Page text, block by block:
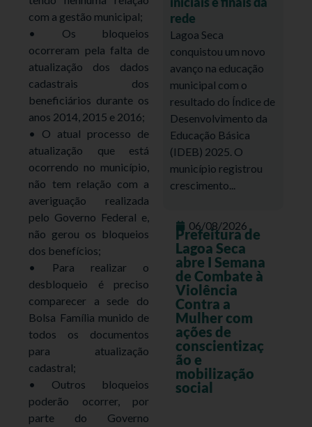
com a gestão municipal;
• Os bloqueios
ocorreram pela falta de
atualização dos dados
cadastrais dos
beneficiários durante os
anos 2014, 2015 e 2016;
• O atual processo de
atualização que está
ocorrendo no município,
não tem relação com a
averiguação realizada
pelo Governo Federal e,
não gerou os bloqueios
dos benefícios;
• Para realizar o
desbloqueio é preciso
comparecer a sede do
Bolsa Família munido de
todos os documentos
para atualização
cadastral;
• Outros bloqueios
poderão ocorrer, por
parte do Governo
rede
Lagoa Seca
conquistou um novo
avanço na educação
municipal com o
resultado do Índice de
Desenvolvimento da
Educação Básica
(IDEB) 2025. O
município registrou
crescimento...
06/08/2026
Prefeitura de
Lagoa Seca
abre I Semana
de Combate à
Violência
Contra a
Mulher com
ações de
conscientizaç
ão e
mobilização
social